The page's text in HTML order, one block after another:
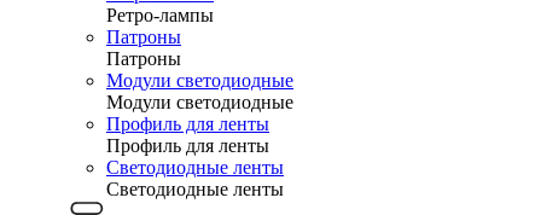
Ретро-лампы
Патроны
Патроны
Модули светодиодные
Модули светодиодные
Профиль для ленты
Профиль для ленты
Светодиодные ленты
Светодиодные ленты